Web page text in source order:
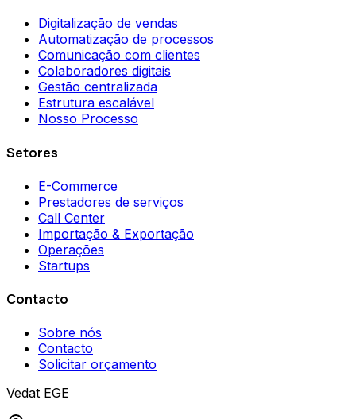
Digitalização de vendas
Automatização de processos
Comunicação com clientes
Colaboradores digitais
Gestão centralizada
Estrutura escalável
Nosso Processo
Setores
E-Commerce
Prestadores de serviços
Call Center
Importação & Exportação
Operações
Startups
Contacto
Sobre nós
Contacto
Solicitar orçamento
Vedat EGE